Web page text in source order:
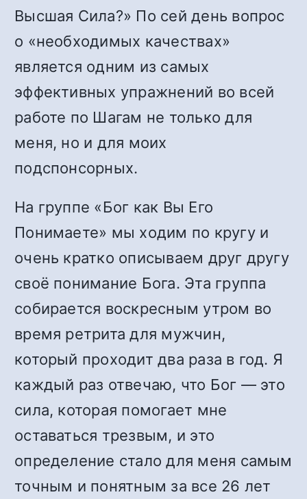
Высшая Сила?» По сей день вопрос
о «необходимых качествах»
является одним из самых
эффективных упражнений во всей
работе по Шагам не только для
меня, но и для моих
подспонсорных.
На группе «Бог как Вы Его
Понимаете» мы ходим по кругу и
очень кратко описываем друг другу
своё понимание Бога. Эта группа
собирается воскресным утром во
время ретрита для мужчин,
который проходит два раза в год. Я
каждый раз отвечаю, что Бог — это
сила, которая помогает мне
оставаться трезвым, и это
определение стало для меня самым
точным и понятным за все 26 лет